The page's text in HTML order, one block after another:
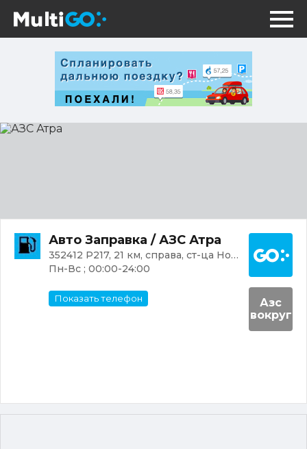
АЗС
Авто Заправка / АЗС Атра
352412 Р217, 21 км, справа, ст-ца Новоалексеевская
Пн-Вс ; 00:00-24:00
Показать телефон
Азс
вокруг